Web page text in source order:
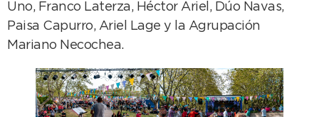
Uno, Franco Laterza, Héctor Ariel, Dúo Navas,
Paisa Capurro, Ariel Lage y la Agrupación
Mariano Necochea.